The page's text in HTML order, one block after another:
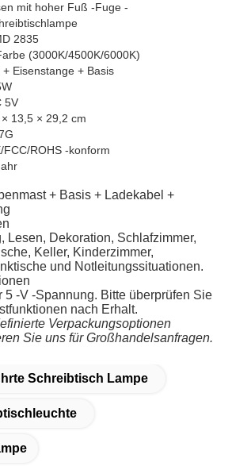
mit hoher Fuß -Fuge -
2835
(3000K/4500K/6000K)
+ Eisenstange + Basis
5V
13,5 × 29,2 cm
FCC/ROHS -konform
+ Basis + Ladekabel +
Lesen, Dekoration, Schlafzimmer,
Keller, Kinderzimmer,
und Notleitungssituationen.
5 -V -Spannung. Bitte überprüfen Sie
nach Erhalt.
Verpackungsoptionen
Sie uns für Großhandelsanfragen.
Schreibtisch Lampe